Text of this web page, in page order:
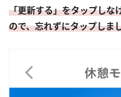
「更新する」をタップしな
ので、忘れずにタップしま